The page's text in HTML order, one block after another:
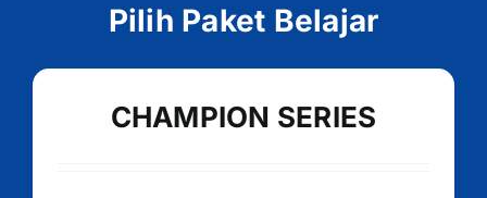
Pilih Paket Belajar
CHAMPION SERIES